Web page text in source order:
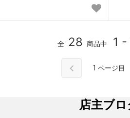
全 28 商品中 1 -
1 ページ目